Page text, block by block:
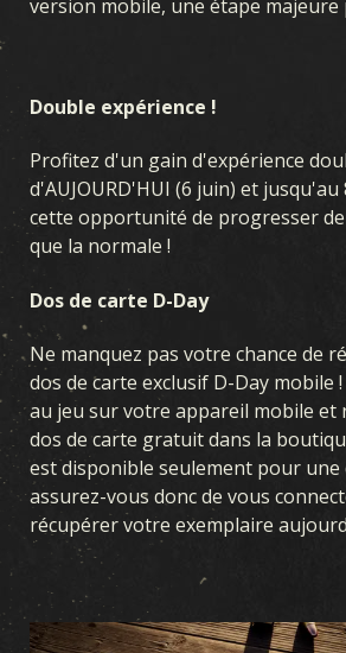
version mobile, une étape majeure
Double expérience !
Profitez d'un gain d'expérience
d'AUJOURD'HUI (6 juin) et jusqu'au
cette opportunité de progresser
que la normale !
Dos de carte D-Day
Ne manquez pas votre chance de
dos de carte exclusif D-Day mobile
au jeu sur votre appareil mobile et
dos de carte gratuit dans la
est disponible seulement pour une
assurez-vous donc de vous
récupérer votre exemplaire